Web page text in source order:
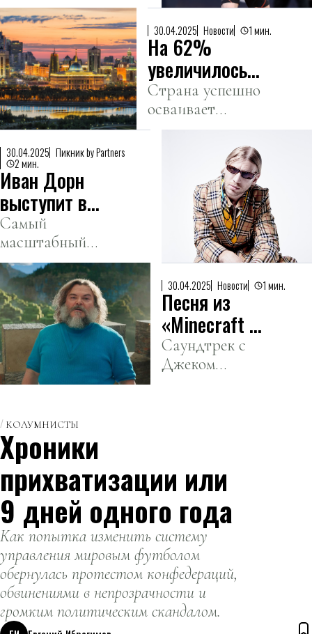
«Мастерсе» в
Мадриде
уступил в матче
за выход в 1/4
финала
чешскому
сопернику.
30.04.2025 Новости 1 мин.
На 62%
увеличилось
число
туристов из
арабских стран
в Казахстане
Страна успешно
осваивает
ближневосточный
туристический
30.04.2025 Пикник by Partners
2 мин.
Иван Дорн
выступит в
Алматы на
Пикнике by
Partners
Самый
масштабный
open-air
фестиваль
пройдет в
Южной
столице 14
июня.
30.04.2025 Новости 1 мин.
Песня из
«Minecraft в
кино» стала
самой
Саундтрек с
Джеком
КОЛУМНИСТЫ
Хроники
прихватизации или
9 дней одного года
Как попытка изменить систему
управления мировым футболом
обернулась протестом конфедераций,
обвинениями в непрозрачности и
громким политическим скандалом.